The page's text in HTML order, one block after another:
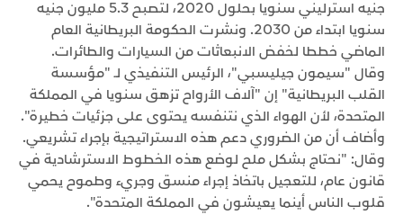
جنيه استرليني سنويا بحلول 2020، لتصبح 5.3 مليون جنيه
سنويا ابتداء من 2030. ونشرت الحكومة البريطانية العام
الماضي خططا لخفض الانبعاثات من السيارات والطائرات.
وقال "سيمون جيليسبي"، الرئيس التنفيذي لـ "مؤسسة
القلب البريطانية" إن "آلاف الأرواح تزهق سنويا في المملكة
المتحدة، لأن الهواء الذي نتنفسه يحتوى على جزئيات خطيرة".
وأضاف أن من الضروري دعم هذه الاستراتيجية بإجراء تشريعي.
وقال: "نحتاج بشكل ملح لوضع هذه الخطوط الاسترشادية في
قانون عام، للتعجيل باتخاذ إجراء منسق وجريء وطموح يحمي
قلوب الناس أينما يعيشون في المملكة المتحدة".